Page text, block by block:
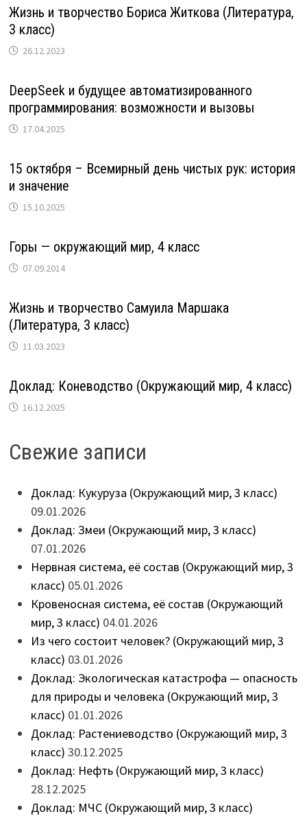
Жизнь и творчество Бориса Житкова (Литература,
3 класс)
26.12.2023
DeepSeek и будущее автоматизированного
программирования: возможности и вызовы
17.04.2025
15 октября – Всемирный день чистых рук: история
и значение
15.10.2025
Горы — окружающий мир, 4 класс
07.09.2014
Жизнь и творчество Самуила Маршака
(Литература, 3 класс)
11.03.2023
Доклад: Коневодство (Окружающий мир, 4 класс)
16.12.2025
Свежие записи
Доклад: Кукуруза (Окружающий мир, 3 класс)
09.01.2026
Доклад: Змеи (Окружающий мир, 3 класс)
07.01.2026
Нервная система, её состав (Окружающий мир, 3
класс) 05.01.2026
Кровеносная система, её состав (Окружающий
мир, 3 класс) 04.01.2026
Из чего состоит человек? (Окружающий мир, 3
класс) 03.01.2026
Доклад: Экологическая катастрофа — опасность
для природы и человека (Окружающий мир, 3
класс) 01.01.2026
Доклад: Растениеводство (Окружающий мир, 3
класс) 30.12.2025
Доклад: Нефть (Окружающий мир, 3 класс)
28.12.2025
Доклад: МЧС (Окружающий мир, 3 класс)